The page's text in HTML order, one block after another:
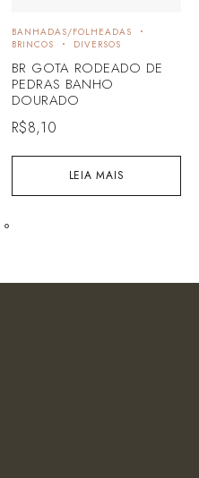
LEIA MAIS
BANHADAS/FOLHEADAS
BRINCOS
DIVERSOS
BR GOTA RODEADO DE
PEDRAS BANHO
DOURADO
R$8,10